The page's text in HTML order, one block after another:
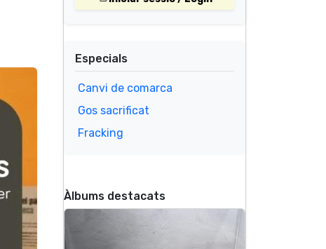
Especials
Canvi de comarca
Gos sacrificat
Fracking
Àlbums destacats